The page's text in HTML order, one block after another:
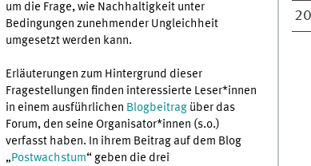
um die Frage, wie Nachhaltigkeit unter
Bedingungen zunehmender Ungleichheit
umgesetzt werden kann.
Erläuterungen zum Hintergrund dieser
Fragestellungen finden interessierte Leser*innen
in einem ausführlichen Blogbeitragüber das
Forum, den seine Organisator*innen (s.o.)
verfasst haben. In ihrem Beitrag auf dem Blog
„Postwachstum“ geben die drei